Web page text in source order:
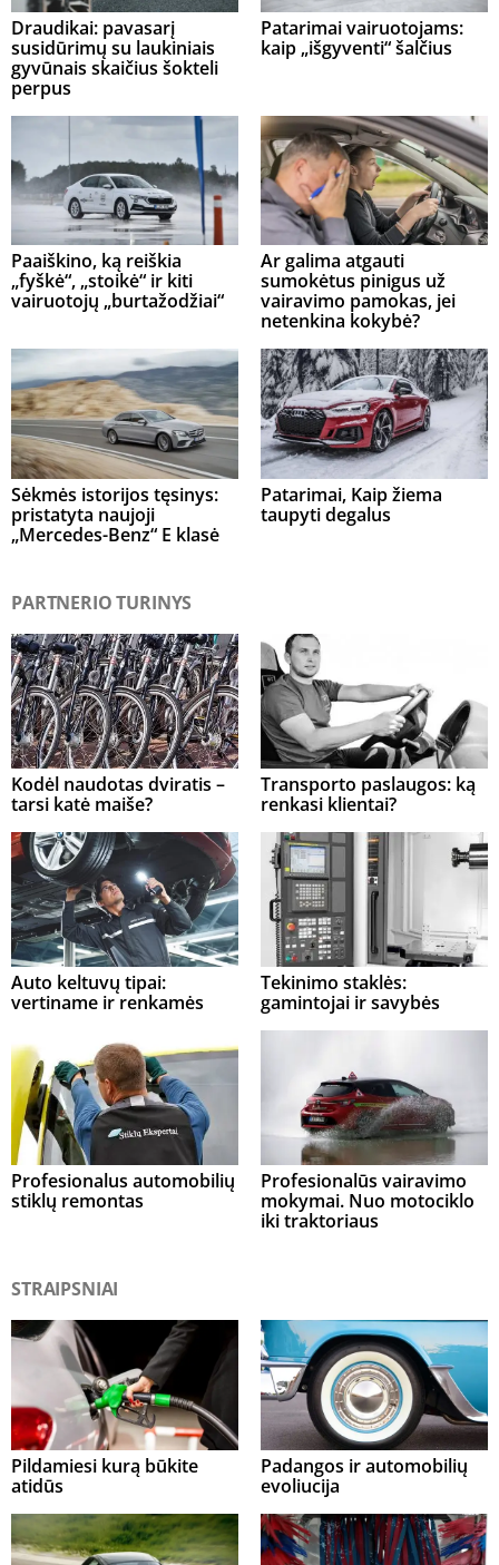
Draudikai: pavasarį
susidūrimų su laukiniais
gyvūnais skaičius šokteli
perpus
Patarimai vairuotojams:
kaip „išgyventi“ šalčius
Paaiškino, ką reiškia
„fyškė“, „stoikė“ ir kiti
vairuotojų „burtažodžiai“
Ar galima atgauti
sumokėtus pinigus už
vairavimo pamokas, jei
netenkina kokybė?
Sėkmės istorijos tęsinys:
pristatyta naujoji
„Mercedes-Benz“ E klasė
Patarimai, Kaip žiema
taupyti degalus
PARTNERIO TURINYS
Kodėl naudotas dviratis –
tarsi katė maiše?
Transporto paslaugos: ką
renkasi klientai?
Auto keltuvų tipai:
vertiname ir renkamės
Tekinimo staklės:
gamintojai ir savybės
Profesionalus automobilių
stiklų remontas
Profesionalūs vairavimo
mokymai. Nuo motociklo
iki traktoriaus
STRAIPSNIAI
Pildamiesi kurą būkite
atidūs
Padangos ir automobilių
evoliucija